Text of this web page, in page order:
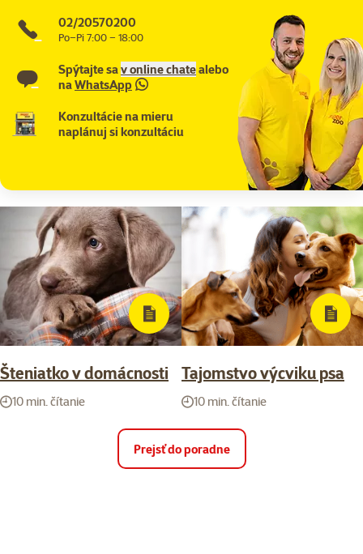
02/20570200
Po–Pi 7:00 – 18:00
Spýtajte sav online chatealebo
naWhatsApp
Konzultácie na mieru
naplánuj si konzultáciu
Šteniatko v domácnosti
10 min. čítanie
Tajomstvo výcviku psa
10 min. čítanie
Prejsť do poradne